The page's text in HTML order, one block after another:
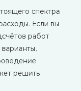
спектра
Если вы
работ
решить